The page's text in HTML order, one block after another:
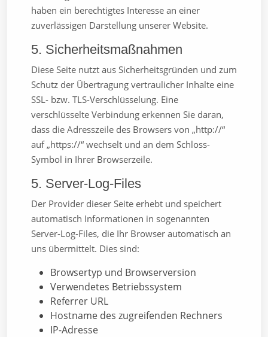
haben ein berechtigtes Interesse an einer
zuverlässigen Darstellung unserer Website.
5. Sicherheitsmaßnahmen
Diese Seite nutzt aus Sicherheitsgründen und zum
Schutz der Übertragung vertraulicher Inhalte eine
SSL- bzw. TLS-Verschlüsselung. Eine
verschlüsselte Verbindung erkennen Sie daran,
dass die Adresszeile des Browsers von „http://“
auf „https://“ wechselt und an dem Schloss-
Symbol in Ihrer Browserzeile.
5. Server-Log-Files
Der Provider dieser Seite erhebt und speichert
automatisch Informationen in sogenannten
Server-Log-Files, die Ihr Browser automatisch an
uns übermittelt. Dies sind:
Browsertyp und Browserversion
Verwendetes Betriebssystem
Referrer URL
Hostname des zugreifenden Rechners
IP-Adresse